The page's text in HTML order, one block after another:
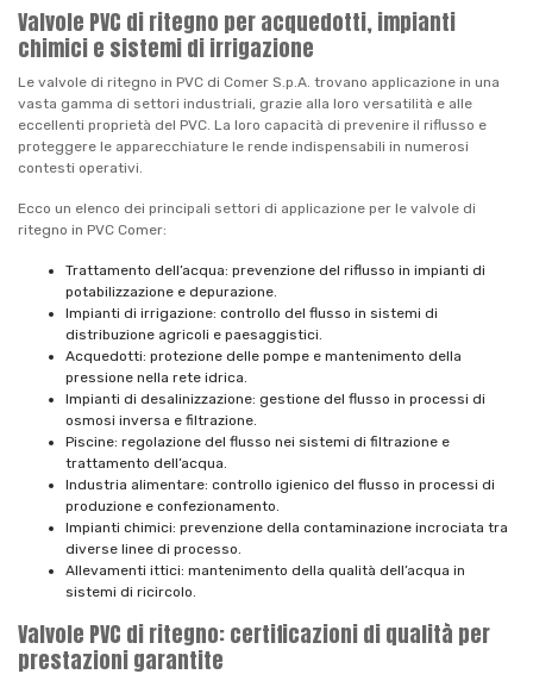
Valvole PVC di ritegno per acquedotti, impianti
chimici e sistemi di irrigazione
Le valvole di ritegno in PVC di Comer S.p.A. trovano applicazione in una
vasta gamma di settori industriali, grazie alla loro versatilità e alle
eccellenti proprietà del PVC. La loro capacità di prevenire il riflusso e
proteggere le apparecchiature le rende indispensabili in numerosi
contesti operativi.
Ecco un elenco dei principali settori di applicazione per le valvole di
ritegno in PVC Comer:
Trattamento dell’acqua: prevenzione del riflusso in impianti di
potabilizzazione e depurazione.
Impianti di irrigazione: controllo del flusso in sistemi di
distribuzione agricoli e paesaggistici.
Acquedotti: protezione delle pompe e mantenimento della
pressione nella rete idrica.
Impianti di desalinizzazione: gestione del flusso in processi di
osmosi inversa e filtrazione.
Piscine: regolazione del flusso nei sistemi di filtrazione e
trattamento dell’acqua.
Industria alimentare: controllo igienico del flusso in processi di
produzione e confezionamento.
Impianti chimici: prevenzione della contaminazione incrociata tra
diverse linee di processo.
Allevamenti ittici: mantenimento della qualità dell’acqua in
sistemi di ricircolo.
Valvole PVC di ritegno: certificazioni di qualità per
prestazioni garantite